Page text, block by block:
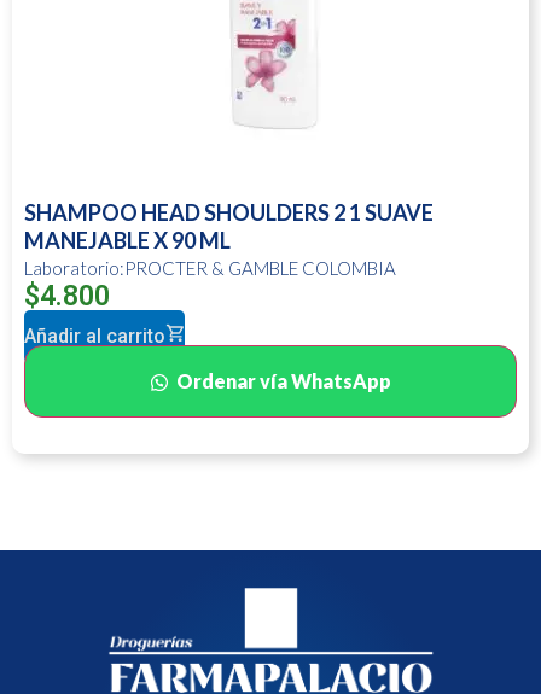
SHAMPOO HEAD SHOULDERS 2 1 SUAVE
MANEJABLE X 90 ML
Laboratorio:PROCTER & GAMBLE COLOMBIA
$4.800
Añadir al carrito
Ordenar vía WhatsApp